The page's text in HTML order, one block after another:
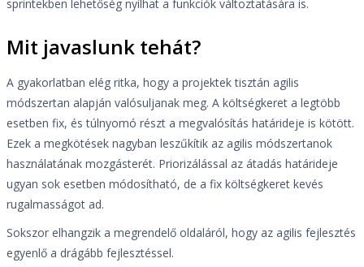
sprintekben lehetőség nyílhat a funkciók változtatására is.
Mit javaslunk tehát?
A gyakorlatban elég ritka, hogy a projektek tisztán agilis
módszertan alapján valósuljanak meg. A költségkeret a legtöbb
esetben fix, és túlnyomó részt a megvalósítás határideje is kötött.
Ezek a megkötések nagyban leszűkítik az agilis módszertanok
használatának mozgásterét. Priorizálással az átadás határideje
ugyan sok esetben módosítható, de a fix költségkeret kevés
rugalmasságot ad.
Sokszor elhangzik a megrendelő oldaláról, hogy az agilis fejlesztés
egyenlő a drágább fejlesztéssel.